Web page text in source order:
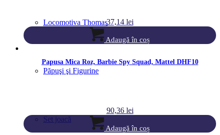
Locomotiva Thomas
Păpuşi şi Figurine
Set joacă
37,14 lei
Adaugă în coș
Papusa Mica Roz, Barbie Spy Squad, Mattel DHF10
90,36 lei
Adaugă în coș